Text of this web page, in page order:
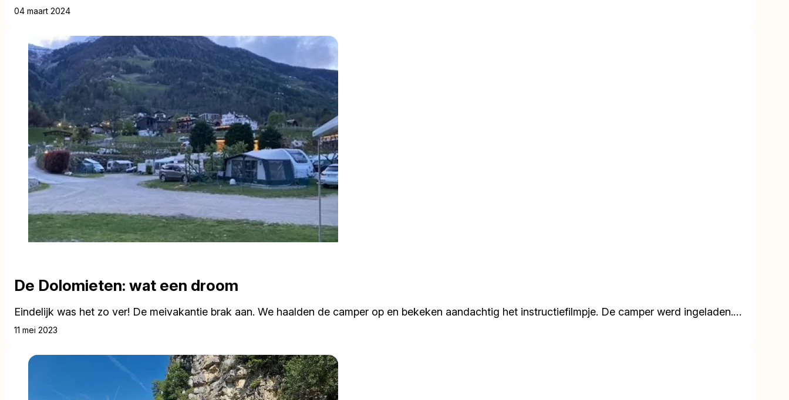
04 maart 2024
De Dolomieten: wat een droom
Eindelijk was het zo ver! De meivakantie brak aan. We haalden de camper op en bekeken aandachtig het instructiefilmpje. De camper werd ingeladen.…
11 mei 2023